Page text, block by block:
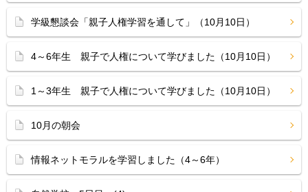
学級懇談会「親子人権学習を通して」（10月10日）
4～6年生 親子で人権について学びました（10月10日）
1～3年生 親子で人権について学びました（10月10日）
10月の朝会
情報ネットモラルを学習しました（4～6年）